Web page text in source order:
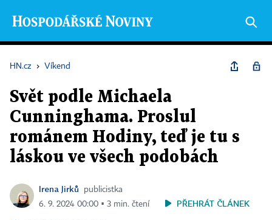
HN.cz › Víkend
Svět podle Michaela
Cunninghama. Proslul
románem Hodiny, teď je tu s
láskou ve všech podobách
Irena Jirků
publicistka
6. 9. 2024 00:00 ▪ 3 min. čtení
PŘEHRÁT ČLÁNEK